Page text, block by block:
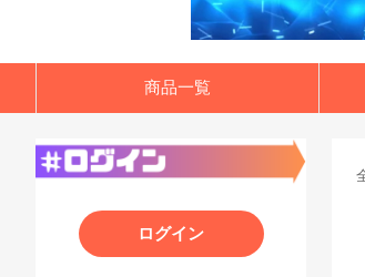
商品一覧
ログイン